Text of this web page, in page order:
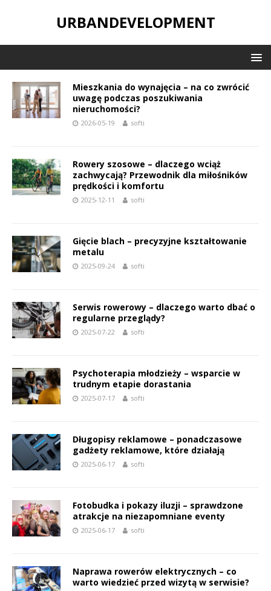
URBANDEVELOPMENT
Mieszkania do wynajęcia – na co zwrócić
uwagę podczas poszukiwania
nieruchomości?
2026-05-19 softi
Rowery szosowe – dlaczego wciąż
zachwycają? Przewodnik dla miłośników
prędkości i komfortu
2025-12-11 softi
Gięcie blach – precyzyjne kształtowanie
metalu
2025-09-24 softi
Serwis rowerowy – dlaczego warto dbać o
regularne przeglądy?
2025-07-22 softi
Psychoterapia młodzieży – wsparcie w
trudnym etapie dorastania
2025-07-17 softi
Długopisy reklamowe – ponadczasowe
gadżety reklamowe, które działają
2025-06-17 softi
Fotobudka i pokazy iluzji – sprawdzone
atrakcje na niezapomniane eventy
2025-06-17 softi
Naprawa rowerów elektrycznych – co
warto wiedzieć przed wizytą w serwisie?